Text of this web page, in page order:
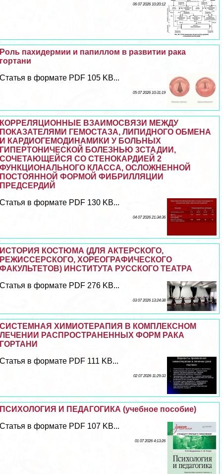
06 07 2026 10:20:12
Роль пахидермии и папиллом в развитии paка
гортани
Статья в формате PDF 105 KB...
05 07 2026 10:31:19
КОРРЕЛЯЦИОННЫЕ ВЗАИМОСВЯЗИ МЕЖДУ
ПОКАЗАТЕЛЯМИ ГЕМОСТАЗА, ЛИПИДНОГО ОБМЕНА
И КАРДИОГЕМОДИНАМИКИ У БОЛЬНЫХ
ГИПЕРТОНИЧЕСКОЙ БОЛЕЗНЬЮ 3СТАДИИ,
СОЧЕТАЮЩЕЙСЯ СО СТЕНОКАРДИЕЙ 2
ФУНКЦИОНАЛЬНОГО КЛАССА, ОСЛОЖНЕННОЙ
ПОСТОЯННОЙ ФОРМОЙ ФИБРИЛЛЯЦИИ
ПРЕДСЕРДИЙ
Статья в формате PDF 130 KB...
04 07 2026 21:34:36
ИСТОРИЯ КОСТЮМА (ДЛЯ АКТЕРСКОГО,
РЕЖИССЕРСКОГО, ХОРЕОГРАФИЧЕСКОГО
ФАКУЛЬТЕТОВ) ИНСТИТУТА РУССКОГО ТЕАТРА
Статья в формате PDF 276 KB...
03 07 2026 13:24:38
СИСТЕМНАЯ ХИМИОТЕРАПИЯ В КОМПЛЕКСНОМ
ЛЕЧЕНИИ РАСПРОСТРАНЕННЫХ ФОРМ РАКА
ГОРТАНИ
Статья в формате PDF 111 KB...
02 07 2026 11:29:33
ПСИХОЛОГИЯ И ПЕДАГОГИКА (учебное пособие)
Статья в формате PDF 107 KB...
01 07 2026 4:13:26